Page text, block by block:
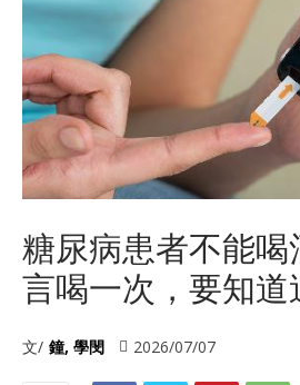
糖尿病患者不能喝
言喝一次，要知道
文/ 鐘, 學閔 2026/07/07